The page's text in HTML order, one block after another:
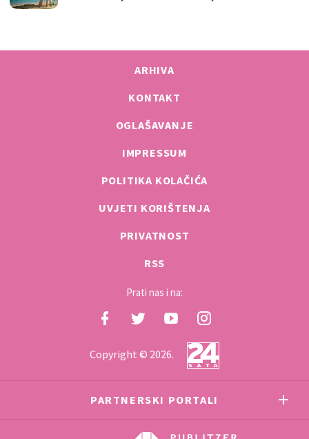
ARHIVA
KONTAKT
OGLAŠAVANJE
IMPRESSUM
POLITIKA KOLAČIĆA
UVJETI KORIŠTENJA
PRIVATNOST
RSS
Prati nas i na:
Copyright © 2026.
PARTNERSKI PORTALI